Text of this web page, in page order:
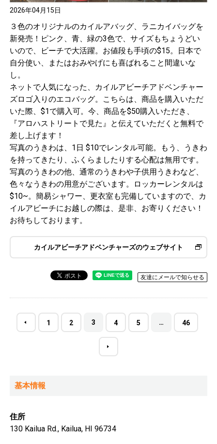
2026年04月15日
３色のオリジナルのカイルアバッグ、ラニカイバッグを
新発売！ピンク、青、緑の3色で、サイズもちょうどい
いので、ビーチで大活躍。お値段も手頃の$15。日本で
自分使い、またはおみやげにも喜ばれること間違いな
し。
ネットで人気になった、カイルアビーチアドベンチャー
ズロゴ入りのエコバッグ。こちらは、商品を購入いただ
いた際、$1で購入可。今、商品を$50購入いただき、
『アロハストリートで見た』と伝えていただくと無料で
差し上げます！
写真のうきわは、1日 $10でレンタル可能。もう、うきわ
を持ってきたり、ふくらましたりする心配は無用です。
写真のうきわの他、通常のうきわや子供用うきわなど、
色々なうきわの用意がございます。ロッカーレンタルは
$10~。簡易シャワー、更衣室も完備していますので、カ
イルアビーチにお越しの際は、是非、お寄りください！
お待ちしております。
カイルアビーチアドベンチャーズのウェブサイト
友達にメールで知らせる
1 2 3 4 5 … 46
基本情報
住所
130 Kailua Rd., Kailua, HI 96734